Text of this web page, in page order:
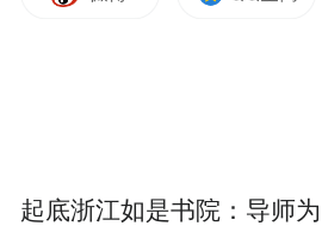
起底浙江如是书院：导师为